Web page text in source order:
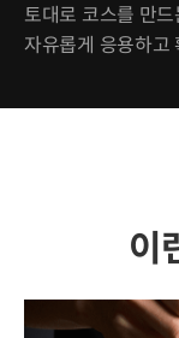
토대로 코스를 만
자유롭게 응용하고
이